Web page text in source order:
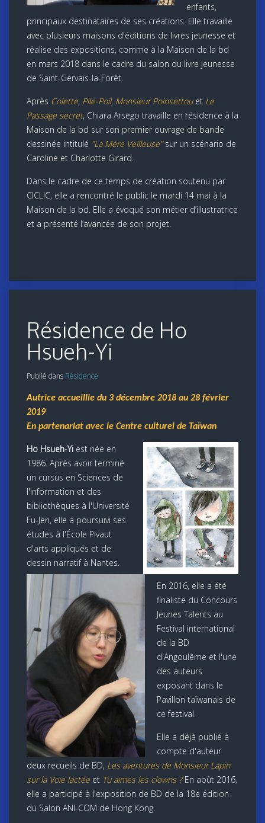
enfants,
principaux destinataires de ses créations. Elle travaille
avec plusieurs maisons d'éditions de livres jeunesse et
réalise des expositions, comme à la Maison de la bd
en mars 2018 dans le cadre du salon du livre jeunesse
de Saint-Gervais-la-Forêt.
Après Colette, Pile-Poil, Monsieur Poinsettouet Le
Passage secret, Chiara Arsego travaille en résidence à la
Maison de la bd sur son premier ouvrage de bande
dessinée intitulé "La Mère Veilleuse"sur un scénario de
Caroline et Charlotte Girard.
Dans le cadre de ce temps de création soutenu par
CICLIC, elle a rencontré le public le mardi 14 mai à la
Maison de la bd. Elle a évoqué son métier d’illustratrice
et a présenté l’avancée de son projet.
Résidence de Ho
Hsueh-Yi
Publié dans Résidence
Autrice accueillie du 3 décembre 2018 au 28 février
2019
En partenariat avec le Centre culturel de Taïwan
Ho Hsueh-Yi est née en
1986. Après avoir terminé
un cursus en Sciences de
l'information et des
bibliothèques à l'Université
Fu-Jen, elle a poursuivi ses
études à l'École Pivaut
d'arts appliqués et de
dessin narratif à Nantes.
En 2016, elle a été
finaliste du Concours
Jeunes Talents au
Festival international
de la BD
d'Angoulême et l'une
des auteurs
exposant dans le
Pavillon taïwanais de
ce festival.
Elle a déjà publié à
compte d'auteur
deux recueils de BD, Les aventures de Monsieur Lapin
sur la Voie lactée et Tu aimes les clowns ?En août 2016,
elle a participé à l'exposition de BD de la 18e édition
du Salon ANI-COM de Hong Kong.